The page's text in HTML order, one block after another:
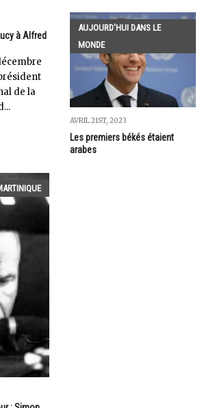
à Alfred
de la
AUJOURD'HUI DANS LE
MONDE
AVRIL 21ST, 2023
Les premiers békés étaient
arabes